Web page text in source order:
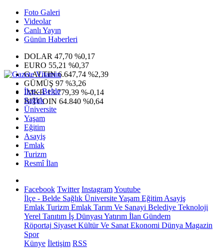
Foto Galeri
Videolar
Canlı Yayın
Günün Haberleri
DOLAR 47,70 %0,17
EURO 55,21 %0,37
G.ALTIN6.647,74 %2,39
GÜMÜŞ 97 %3,26
IMKB13.779,39 %-0,14
BITCOIN 64.840 %0,64
İlçe - Belde
Sağlık
Üniversite
Yaşam
Eğitim
Asayiş
Emlak
Turizm
Resmî İlan
Facebook Twitter InstagramYoutube
İlçe - Belde Sağlık ÜniversiteYaşam Eğitim Asayiş
Emlak Turizm Emlak Tarım Ve Sanayi Belediye Teknoloji
Yerel Tanıtım İş Dünyası Yatırım İlan Gündem
Röportaj Siyaset Kültür Ve Sanat Ekonomi Dünya Magazin
Spor
Künye İletişim RSS